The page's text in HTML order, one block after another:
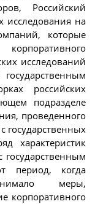
Российский
исследования на
которые
исследований
российских
подразделе
проведенного
государственных
характеристик
государственным
период, когда
меры,
корпоративного